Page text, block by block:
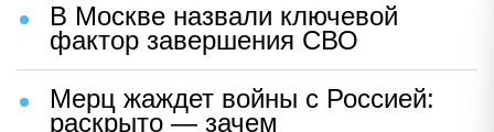
В Москве назвали ключевой
фактор завершения СВО
Мерц жаждет войны с Россией:
раскрыто — зачем